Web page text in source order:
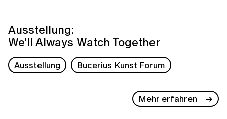
Ausstellung:
We'll Always Watch Together
Ausstellung Bucerius Kunst Forum
Mehr erfahren